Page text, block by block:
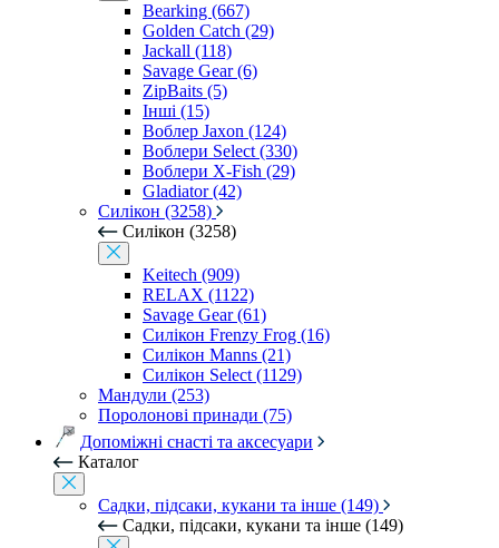
Bearking (667)
Golden Catch (29)
Jackall (118)
Savage Gear (6)
ZipBaits (5)
Інші (15)
Воблер Jaxon (124)
Воблери Select (330)
Воблери X-Fish (29)
Gladiator (42)
Силікон (3258)
Силікон (3258)
Keitech (909)
RELAX (1122)
Savage Gear (61)
Силікон Frenzy Frog (16)
Силікон Manns (21)
Силікон Select (1129)
Мандули (253)
Поролонові принади (75)
Допоміжні снасті та аксесуари
Каталог
Садки, підсаки, кукани та інше (149)
Садки, підсаки, кукани та інше (149)